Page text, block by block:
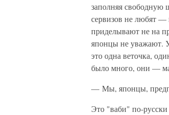
заполняя свободную
сервизов не любят —
приделывают не на
японцы не уважают.
это одна веточка,
было много, они —
— Мы, японцы,
Это "ваби" по-